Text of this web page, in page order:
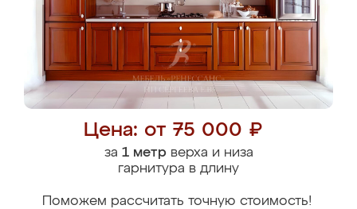
Цена: от 75 000 ₽
за 1 метрверха и низа
гарнитура в длину
Поможем рассчитать точную стоимость!